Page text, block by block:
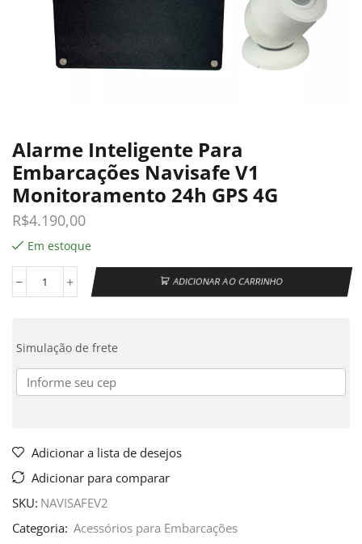
Alarme Inteligente Para
Embarcações Navisafe V1
Monitoramento 24h GPS 4G
R$4.190,00
Em estoque
ADICIONAR AO CARRINHO
Simulação de frete
Adicionar a lista de desejos
Adicionar para comparar
SKU: NAVISAFEV2
Categoria: Acessórios para Embarcações